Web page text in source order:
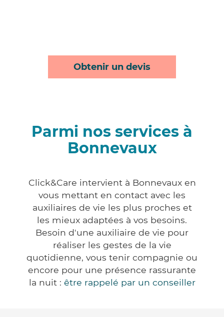
Obtenir un devis
Parmi nos services à
Bonnevaux
Click&Care intervient à Bonnevaux en
vous mettant en contact avec les
auxiliaires de vie les plus proches et
les mieux adaptées à vos besoins.
Besoin d'une auxiliaire de vie pour
réaliser les gestes de la vie
quotidienne, vous tenir compagnie ou
encore pour une présence rassurante
la nuit : être rappelé par un conseiller